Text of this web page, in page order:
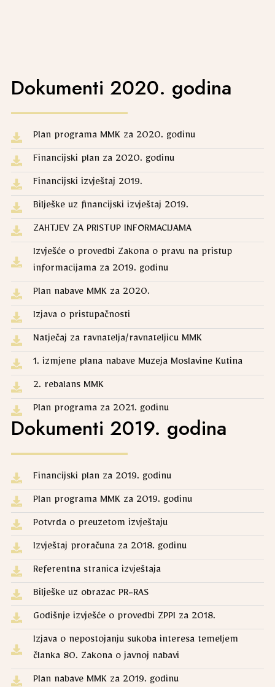
Dokumenti 2020. godina
Plan programa MMK za 2020. godinu
Financijski plan za 2020. godinu
Financijski izvještaj 2019.
Bilješke uz financijski izvještaj 2019.
ZAHTJEV ZA PRISTUP INFORMACIJAMA
Izvješće o provedbi Zakona o pravu na pristup
informacijama za 2019. godinu
Plan nabave MMK za 2020.
Izjava o pristupačnosti
Natječaj za ravnatelja/ravnateljicu MMK
1. izmjene plana nabave Muzeja Moslavine Kutina
2. rebalans MMK
Plan programa za 2021. godinu
Dokumenti 2019. godina
Financijski plan za 2019. godinu
Plan programa MMK za 2019. godinu
Potvrda o preuzetom izvještaju
Izvještaj proračuna za 2018. godinu
Referentna stranica izvještaja
Bilješke uz obrazac PR-RAS
Godišnje izvješće o provedbi ZPPI za 2018.
Izjava o nepostojanju sukoba interesa temeljem
članka 80. Zakona o javnoj nabavi
Plan nabave MMK za 2019. godinu